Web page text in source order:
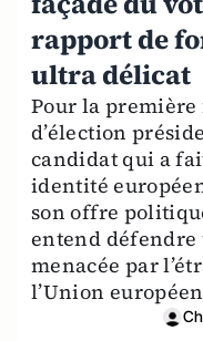
rapport de
ultra délicat
Pour la
d’élection
candidat qui a
identité
son offre
entend
menacée par
l’Union